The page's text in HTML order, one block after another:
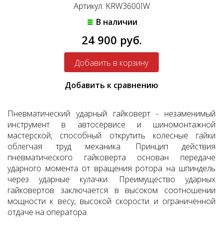
Артикул: KRW3600IW
В наличии
24 900 руб.
Добавить к сравнению
Пневматический ударный гайковерт - незаменимый
инструмент в автосервисе и шиномонтажной
мастерской, способный открутить колесные гайки
облегчая труд механика. Принцип действия
пневматического гайковерта основан передаче
ударного момента от вращения ротора на шпиндель
через ударные кулачки. Преимущество ударных
гайковертов заключается в высоком соотношении
мощности к весу, высокой скорости и ограниченной
отдаче на оператора.